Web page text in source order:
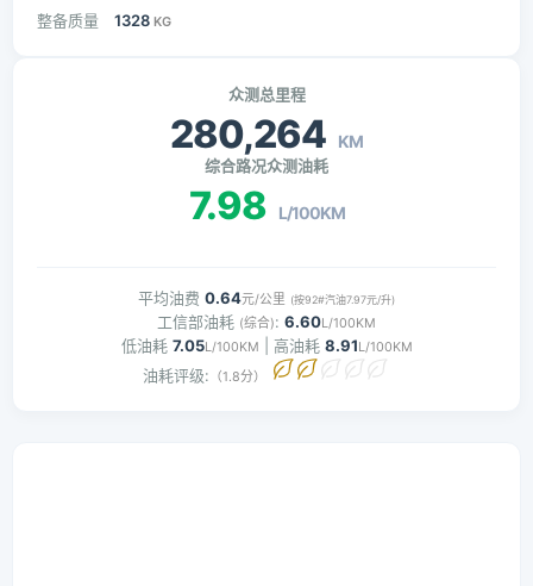
整备质量 1328 KG
众测总里程
280,264 KM
综合路况众测油耗
7.98 L/100KM
平均油费 0.64元/公里 (按92#汽油7.97元/升)
工信部油耗 (综合): 6.60L/100KM
低油耗 7.05L/100KM | 高油耗 8.91L/100KM
油耗评级: （1.8分）